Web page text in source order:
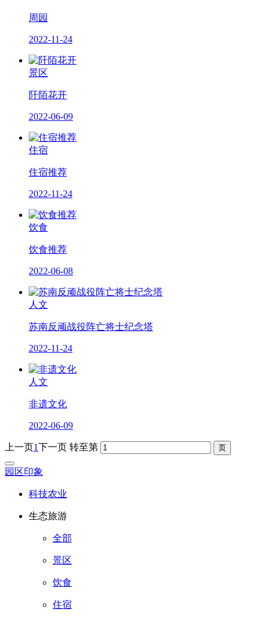
周园
2022-11-24
景区
阡陌花开
2022-06-09
住宿
住宿推荐
2022-11-24
饮食
饮食推荐
2022-06-08
人文
苏南反顽战役阵亡将士纪念塔
2022-11-24
人文
非遗文化
2022-06-09
上一页1下一页 转至第
园区印象
科技农业
生态旅游
全部
景区
饮食
住宿